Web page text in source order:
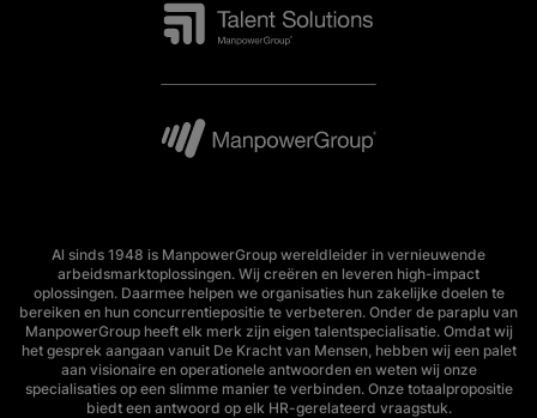
Al sinds 1948 is ManpowerGroup wereldleider in vernieuwende
arbeidsmarktoplossingen. Wij creëren en leveren high-impact
oplossingen. Daarmee helpen we organisaties hun zakelijke doelen te
bereiken en hun concurrentiepositie te verbeteren. Onder de paraplu van
ManpowerGroup heeft elk merk zijn eigen talentspecialisatie. Omdat wij
het gesprek aangaan vanuit De Kracht van Mensen, hebben wij een palet
aan visionaire en operationele antwoorden en weten wij onze
specialisaties op een slimme manier te verbinden. Onze totaalpropositie
biedt een antwoord op elk HR-gerelateerd vraagstuk.